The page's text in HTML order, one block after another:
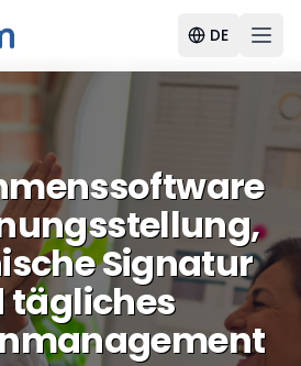
DE
Signatur
tägliches